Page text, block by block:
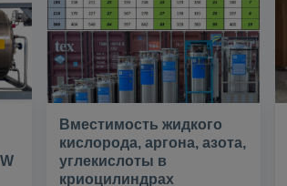
Вместимость жидкого
кислорода, аргона, азота,
углекислоты в
криоцилиндрах